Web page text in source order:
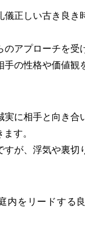
儀正しい古き良き
のアプローチを受
手の性格や価値観
実に相手と向き合
す。
すが、浮気や裏切
内をリードする